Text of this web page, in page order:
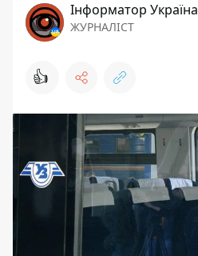
Інформатор Україна
ЖУРНАЛІСТ
👍